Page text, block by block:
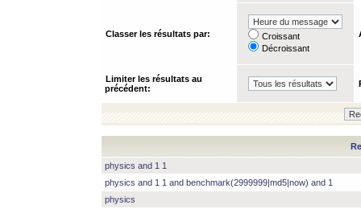
Classer les résultats par:
Croissant
Décroissant
Limiter les résultats au
précédent:
physics and 1 1
physics and 1 1 and benchmark(2999999|md5|now) and 1
physics